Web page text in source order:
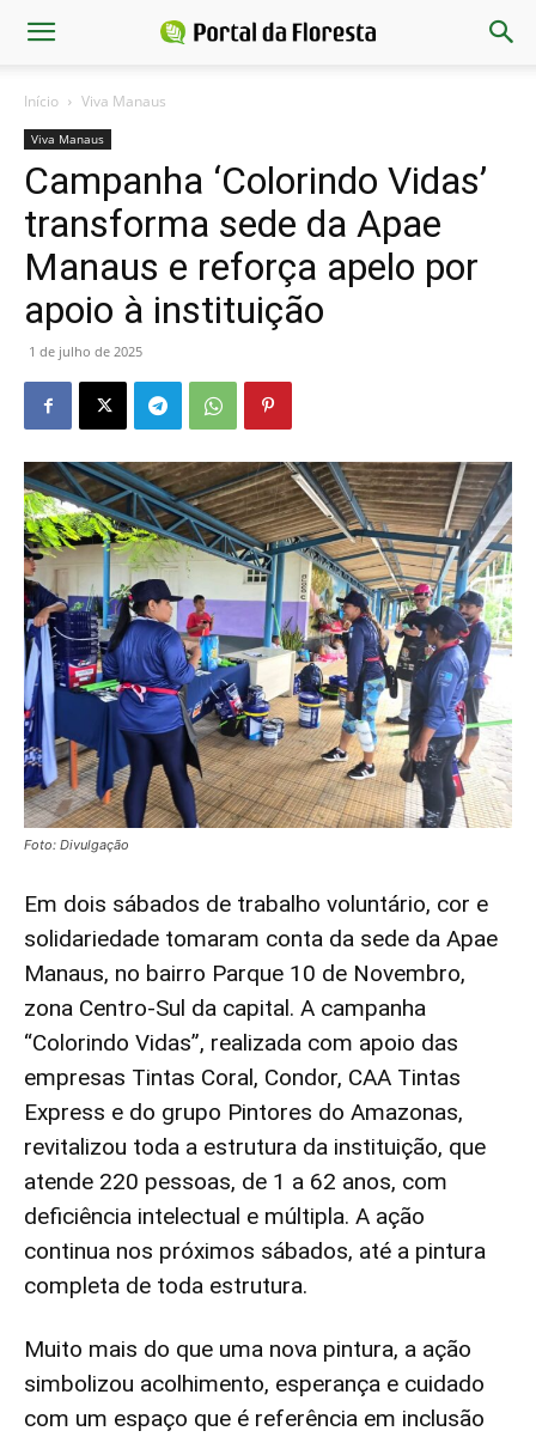
Início Viva Manaus
Viva Manaus
Campanha ‘Colorindo Vidas’
transforma sede da Apae
Manaus e reforça apelo por
apoio à instituição
1 de julho de 2025
Foto: Divulgação
Em dois sábados de trabalho voluntário, cor e
solidariedade tomaram conta da sede da Apae
Manaus, no bairro Parque 10 de Novembro,
zona Centro-Sul da capital. A campanha
“Colorindo Vidas”, realizada com apoio das
empresas Tintas Coral, Condor, CAA Tintas
Express e do grupo Pintores do Amazonas,
revitalizou toda a estrutura da instituição, que
atende 220 pessoas, de 1 a 62 anos, com
deficiência intelectual e múltipla. A ação
continua nos próximos sábados, até a pintura
completa de toda estrutura.
Muito mais do que uma nova pintura, a ação
simbolizou acolhimento, esperança e cuidado
com um espaço que é referência em inclusão